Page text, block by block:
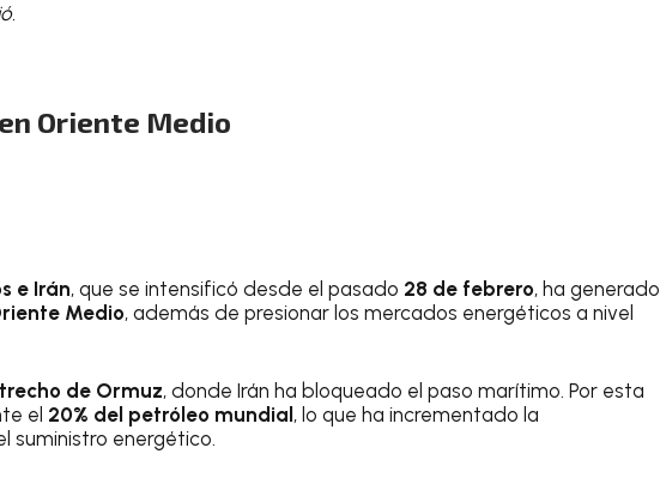
Oriente Medio
e Irán, que se intensificó desde el pasado 28 de febrero, ha generado
Medio, además de presionar los mercados energéticos a nivel
de Ormuz, donde Irán ha bloqueado el paso marítimo. Por esta
el 20% del petróleo mundial , lo que ha incrementado la
suministro energético.